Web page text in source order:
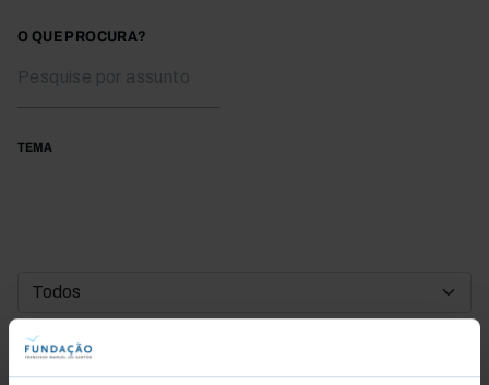
O QUE PROCURA?
TEMA
DATA DE INÍCIO